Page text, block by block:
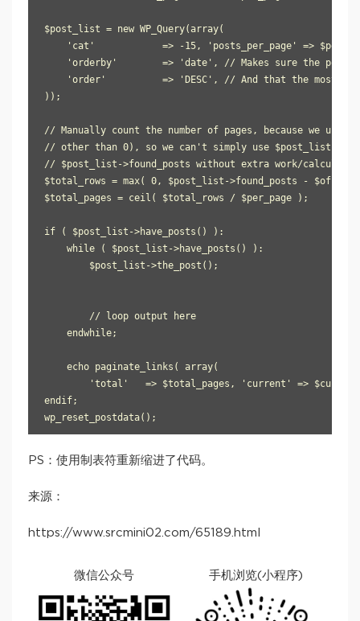
$post_list = new WP_Query(array(
'cat'            => -15, 'posts_per_page' =>
'orderby'        => 'date', // Makes sure the posts
'order'          => 'DESC', // And that the most
));
// Manually count the number of pages, because we used
// other than 0), so we can't simply use $post_list-
// $post_list->found_posts without extra work/
$total_rows = max( 0, $post_list->found_posts -
$total_pages = ceil( $total_rows / $per_page );
if ( $post_list->have_posts() ):
    while ( $post_list->have_posts() ):
        $post_list->the_post();
        // loop output here
    endwhile;
    echo paginate_links( array(
'total'   => $total_pages, 'current' =>
endif;
PS：使用制表符重新缩进了代码。
来源：
https://www.srcmini02.com/65189.html
微信公众号 手机浏览(小程序)